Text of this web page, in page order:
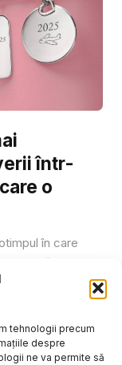
tehnologii precum
despre
ne va permite să
într-
o
în care
Plecăm în